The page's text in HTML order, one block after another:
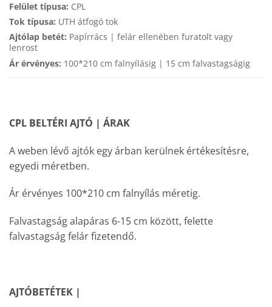
Felület típusa: CPL
Tok típusa: UTH átfogó tok
Ajtólap betét: Papírrács | felár ellenében furatolt vagy
lenrost
Ár érvényes: 100*210 cm falnyílásig | 15 cm falvastagságig
CPL BELTÉRI AJTÓ | ÁRAK
A weben lévő ajtók egy árban kerülnek értékesítésre,
egyedi méretben.
Ár érvényes 100*210 cm falnyílás méretig.
Falvastagság alapáras 6-15 cm között, felette
falvastagság felár fizetendő.
AJTÓBETÉTEK |